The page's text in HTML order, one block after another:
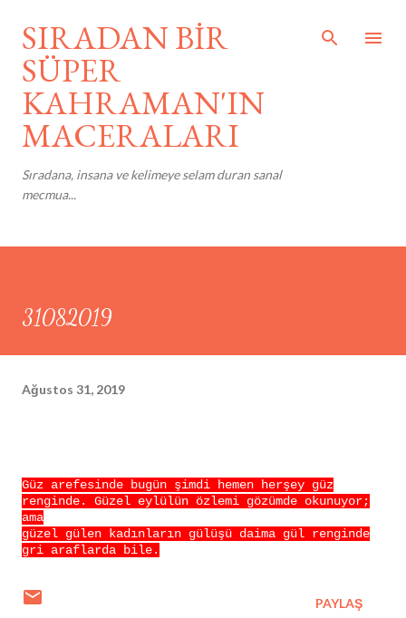
Ana içeriğe atla
SIRADAN BİR
SÜPER
KAHRAMAN'IN
MACERALARI
Sıradana, insana ve kelimeye selam duran sanal
mecmua...
31082019
Ağustos 31, 2019
Güz arefesinde bugün şimdi hemen herşey güz
renginde. Güzel eylülün özlemi gözümde okunuyor;
ama
güzel gülen kadınların gülüşü daima gül renginde
gri araflarda bile.
PAYLAŞ